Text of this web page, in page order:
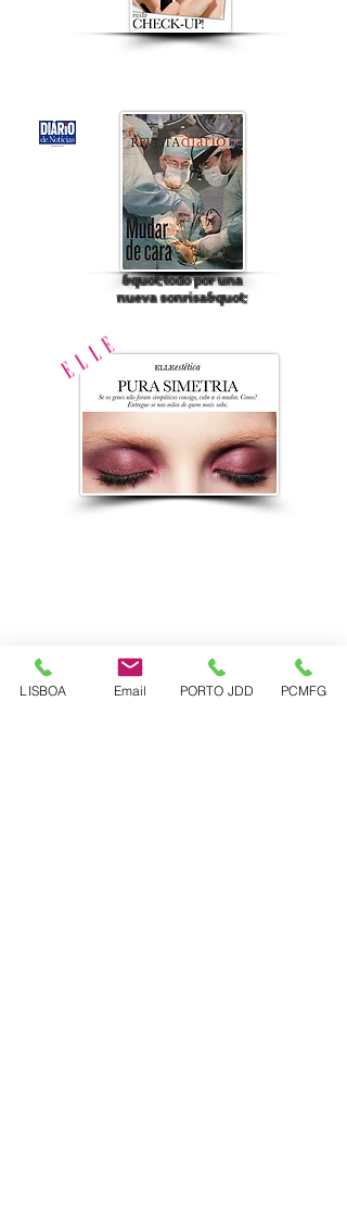
&quot;todo por una
nueva sonrisa&quot;
LISBOA Email PORTO JDD PCMFG